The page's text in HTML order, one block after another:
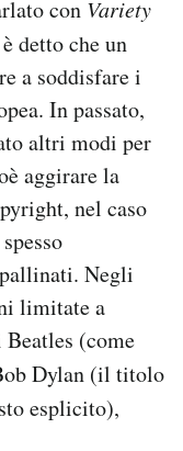
con Variety
detto che un
a soddisfare i
In passato,
altri modi per
aggirare la
nel caso
Negli
limitate a
(come
Dylan (il titolo
esplicito),